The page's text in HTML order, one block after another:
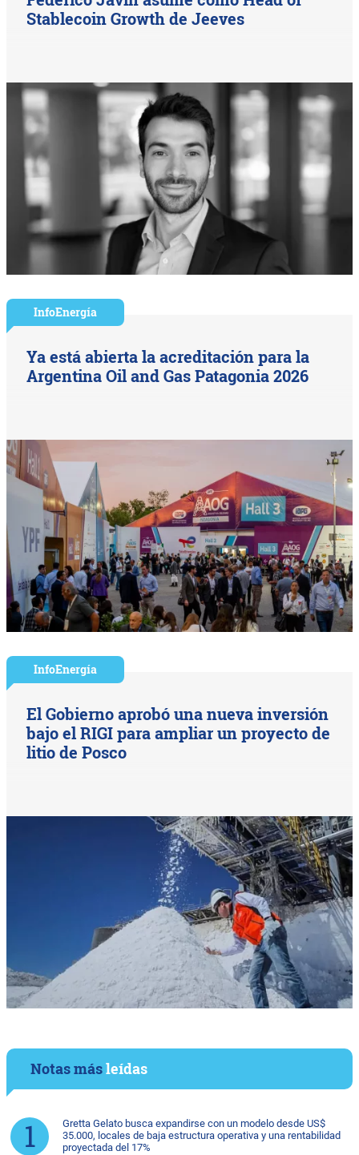
Stablecoin Growth de Jeeves
InfoEnergía
Ya está abierta la acreditación para la
Argentina Oil and Gas Patagonia 2026
InfoEnergía
El Gobierno aprobó una nueva inversión
bajo el RIGI para ampliar un proyecto de
litio de Posco
Notas másleídas
Gretta Gelato busca expandirse con un modelo desde US$
35.000, locales de baja estructura operativa y una rentabilidad
proyectada del 17%